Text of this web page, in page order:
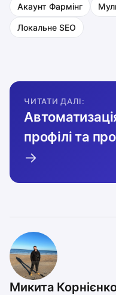
Акаунт Фармінг
Локальне SEO
ЧИТАТИ ДАЛІ:
профілі та
→
Микита